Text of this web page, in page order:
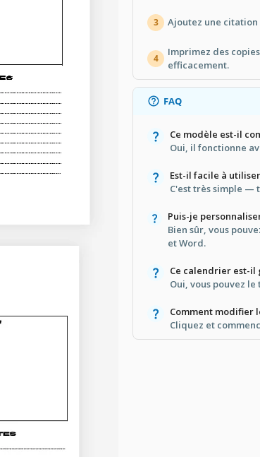
3 Ajoutez une
4
Imprimez des
efficacement.
FAQ
Ce modèle est-il
Oui, il fonctionne
Est-il facile à
C'est très simple —
Puis-je
Bien sûr, vous
et Word.
Ce calendrier est-
Oui, vous pouvez
Comment modifier
Cliquez et